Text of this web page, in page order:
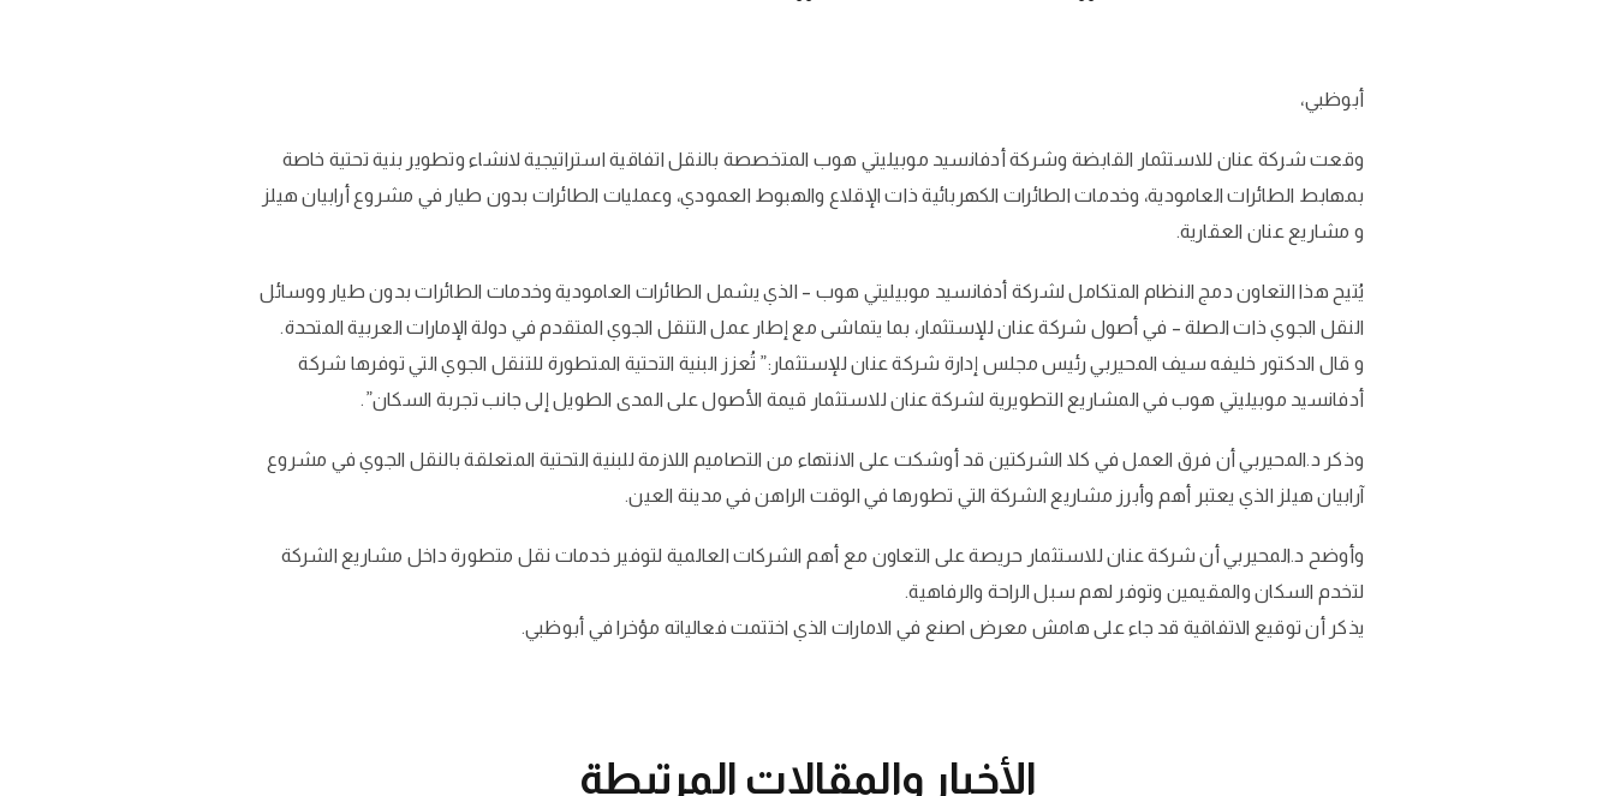
أبوظبي،
وقعت شركة عنان للاستثمار القابضة وشركة أدفانسيد موبيليتي هوب المتخصصة بالنقل اتفاقية استراتيجية لانشاء وتطوير بنية تحتية خاصة
بمهابط الطائرات العامودية، وخدمات الطائرات الكهربائية ذات الإقلاع والهبوط العمودي، وعمليات الطائرات بدون طيار في مشروع أرابيان هيلز
و مشاريع عنان العقارية.
يُتيح هذا التعاون دمج النظام المتكامل لشركة أدفانسيد موبيليتي هوب – الذي يشمل الطائرات العامودية وخدمات الطائرات بدون طيار ووسائل
النقل الجوي ذات الصلة – في أصول شركة عنان للإستثمار، بما يتماشى مع إطار عمل التنقل الجوي المتقدم في دولة الإمارات العربية المتحدة.
و قال الدكتور خليفه سيف المحيربي رئيس مجلس إدارة شركة عنان للإستثمار:” تُعزز البنية التحتية المتطورة للتنقل الجوي التي توفرها شركة
أدفانسيد موبيليتي هوب في المشاريع التطويرية لشركة عنان للاستثمار قيمة الأصول على المدى الطويل إلى جانب تجربة السكان”.
وذكر د.المحيربي أن فرق العمل في كلا الشركتين قد أوشكت على الانتهاء من التصاميم اللازمة للبنية التحتية المتعلقة بالنقل الجوي في مشروع
آرابيان هيلز الذي يعتبر أهم وأبرز مشاريع الشركة التي تطورها في الوقت الراهن في مدينة العين.
وأوضح د.المحيربي أن شركة عنان للاستثمار حريصة على التعاون مع أهم الشركات العالمية لتوفير خدمات نقل متطورة داخل مشاريع الشركة
لتخدم السكان والمقيمين وتوفر لهم سبل الراحة والرفاهية.
يذكر أن توقيع الاتفاقية قد جاء على هامش معرض اصنع في الامارات الذي اختتمت فعالياته مؤخرا في أبوظبي.
الأخبار والمقالات المرتبطة